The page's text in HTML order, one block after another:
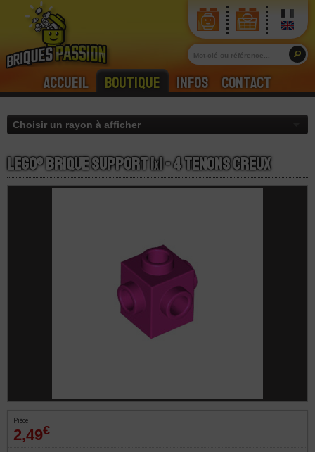
Accueil Boutique Infos Contact
LEGO® Brique Support 1x1 - 4 Tenons Creux
Pièce
2,49€